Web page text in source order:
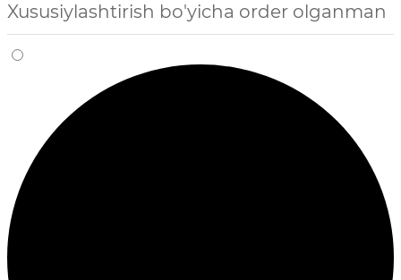
Xususiylashtirish bo'yicha order olganman